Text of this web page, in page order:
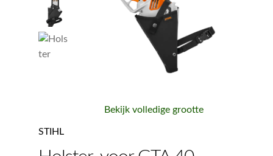
Accessoires
Contact
Bekijk volledige grootte
STIHL